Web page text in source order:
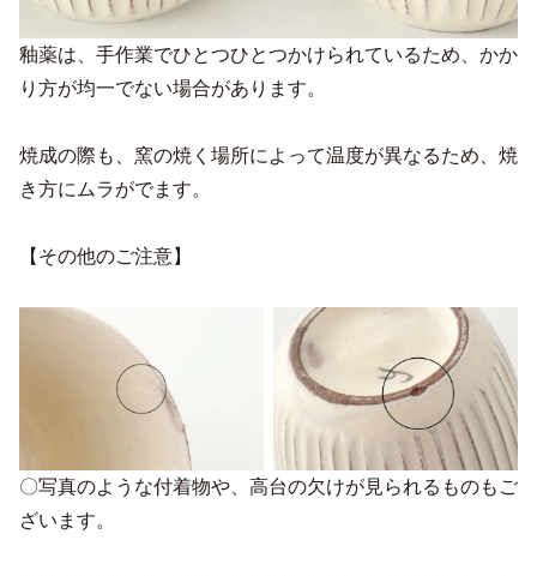
釉薬は、手作業でひとつひとつかけられているため、かか
り方が均一でない場合があります。
焼成の際も、窯の焼く場所によって温度が異なるため、焼
き方にムラがでます。
【その他のご注意】
〇写真のような付着物や、高台の欠けが見られるものもご
ざいます。